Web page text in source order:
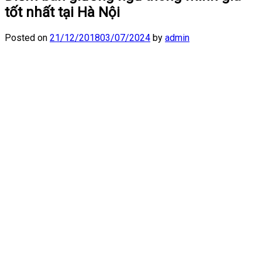
tốt nhất tại Hà Nội
Posted on 21/12/201803/07/2024 by admin